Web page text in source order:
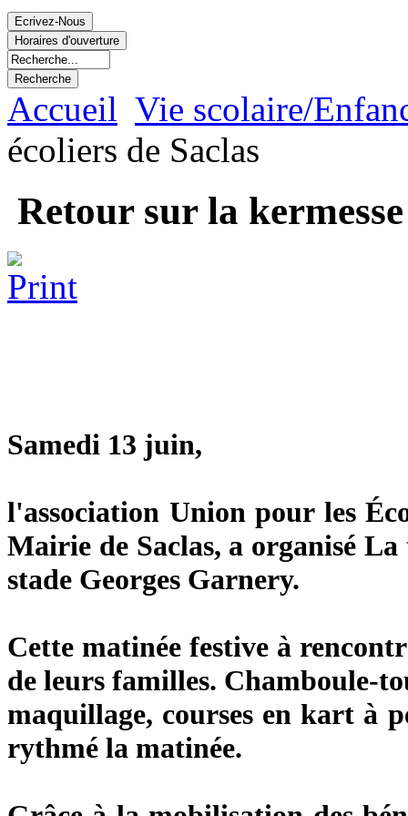
Accueil Vie scolaire/
écoliers de Saclas
Retour sur la
Samedi 13 juin,
l'association Union pour les
Mairie de Saclas, a organisé La
stade Georges Garnery.
Cette matinée festive à
de leurs familles. Chamboule-
maquillage, courses en kart à
rythmé la matinée.